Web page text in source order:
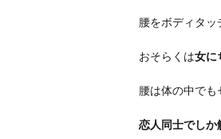
腰をボディタッ
おそらくは女に
腰は体の中でも
恋人同士でしか